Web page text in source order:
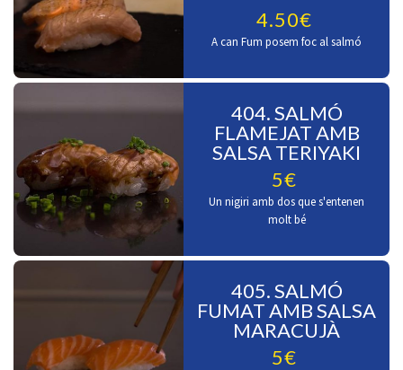
4.50€
A can Fum posem foc al salmó
404. SALMÓ
FLAMEJAT AMB
SALSA TERIYAKI
5€
Un nigiri amb dos que s'entenen
molt bé
405. SALMÓ
FUMAT AMB SALSA
MARACUJÀ
5€